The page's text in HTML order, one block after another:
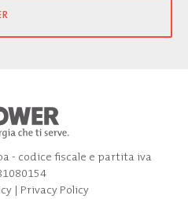
- codice fiscale e partita iva
| Privacy Policy